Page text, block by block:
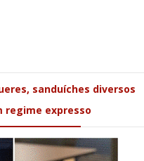
sanduíches diversos
regime expresso